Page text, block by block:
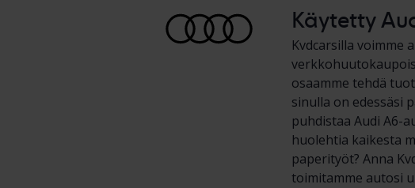
Käytetty
Kvdcarsilla voimme
osaamme tehdä
sinulla on edessäsi
puhdistaa Audi A6-
huolehtia kaikesta
paperityöt? Anna
toimitamme autosi